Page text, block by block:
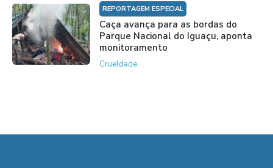
REPORTAGEM ESPECIAL
Caça avança para as bordas do
Parque Nacional do Iguaçu, aponta
monitoramento
Crueldade